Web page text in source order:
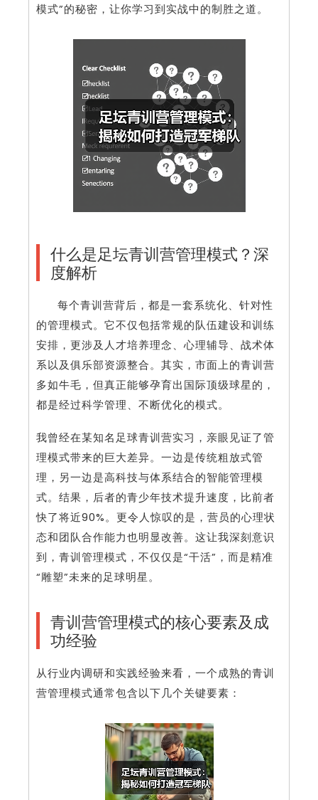
模式”的秘密，让你学习到实战中的制胜之道。
什么是足坛青训营管理模式？深
度解析
每个青训营背后，都是一套系统化、针对性
的管理模式。它不仅包括常规的队伍建设和训练
安排，更涉及人才培养理念、心理辅导、战术体
系以及俱乐部资源整合。其实，市面上的青训营
多如牛毛，但真正能够孕育出国际顶级球星的，
都是经过科学管理、不断优化的模式。
我曾经在某知名足球青训营实习，亲眼见证了管
理模式带来的巨大差异。一边是传统粗放式管
理，另一边是高科技与体系结合的智能管理模
式。结果，后者的青少年技术提升速度，比前者
快了将近90%。更令人惊叹的是，营员的心理状
态和团队合作能力也明显改善。这让我深刻意识
到，青训管理模式，不仅仅是“干活”，而是精准
“雕塑”未来的足球明星。
青训营管理模式的核心要素及成
功经验
从行业内调研和实践经验来看，一个成熟的青训
营管理模式通常包含以下几个关键要素：